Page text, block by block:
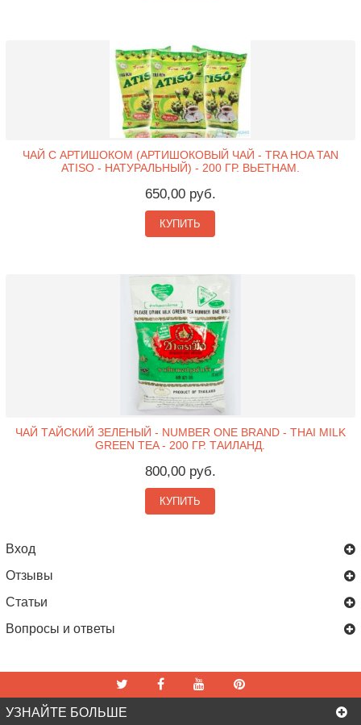
ЧАЙ С АРТИШОКОМ (АРТИШОКОВЫЙ ЧАЙ - TRA HOA TAN
ATISO - НАТУРАЛЬНЫЙ) - 200 ГР. ВЬЕТНАМ.
650,00 руб.
КУПИТЬ
ЧАЙ ТАЙСКИЙ ЗЕЛЕНЫЙ - NUMBER ONE BRAND - THAI MILK
GREEN TEA - 200 ГР. ТАИЛАНД.
800,00 руб.
КУПИТЬ
Вход
Отзывы
Статьи
Вопросы и ответы
УЗНАЙТЕ БОЛЬШЕ